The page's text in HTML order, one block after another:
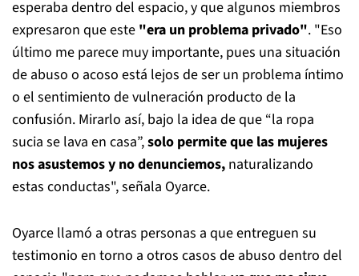
esperaba dentro del espacio, y que algunos miembros
expresaron que este "era un problema privado". "Eso
último me parece muy importante, pues una situación
de abuso o acoso está lejos de ser un problema íntimo
o el sentimiento de vulneración producto de la
confusión. Mirarlo así, bajo la idea de que “la ropa
sucia se lava en casa”,solo permite que las mujeres
nos asustemos y no denunciemos, naturalizando
estas conductas", señala Oyarce.
Oyarce llamó a otras personas a que entreguen su
testimonio en torno a otros casos de abuso dentro del